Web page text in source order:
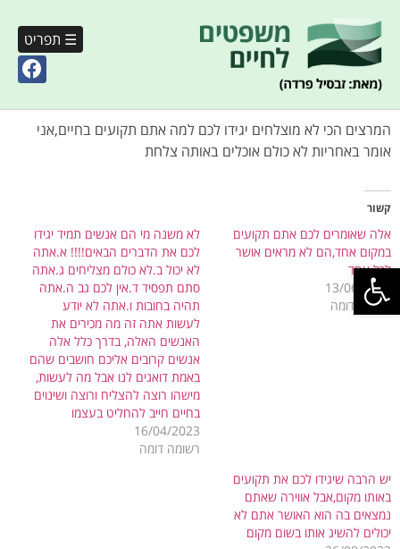
פתח סרגל נגישות
☰ תפריט
המרצים הכי לא מוצלחים יגידו לכם למה אתם תקועים בחיים,אני
אומר באחריות לא כולם אוכלים באותה צלחת
קשור
אלה שאומרים לכם אתם תקועים
במקום אחד,הם לא מראים אושר
לכל אחד
13/06/2023
רשומה דומה
לא משנה מי הם אנשים תמיד יגידו
לכם את הדברים הבאים!!!! א.אתה
לא יכול ב.לא כולם מצליחים ג.אתה
סתם תפסיד ד.אין לכם גב ה.אתה
תהיה בחובות ו.אתה לא יודע
לעשות אתה זה מה מכירים את
האנשים האלה, בדרך כלל אלה
אנשים קרובים אליכם חושבים שהם
באמת דואגים לנו אבל מה לעשות,
מישהו רוצה להצליח ורוצה ושינוים
בחיים חייב להחליט בעצמו
16/04/2023
רשומה דומה
יש הרבה שיגידו לכם את תקועים
באותו מקום,אבל אווירה שאתם
נמצאים בה הוא האושר אתם לא
יכולים להשיג אותו בשום מקום